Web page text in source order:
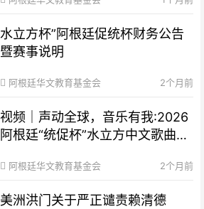
水立方杯”阿根廷促统杯财务公告
暨赛事说明
阿根廷华文教育基金会 2个月前
视频｜声动全球，音乐有我:2026
阿根廷“统促杯”水立方中文歌曲大
阿根廷华文教育基金会 2个月前
美洲洪门关于严正谴责赖清德